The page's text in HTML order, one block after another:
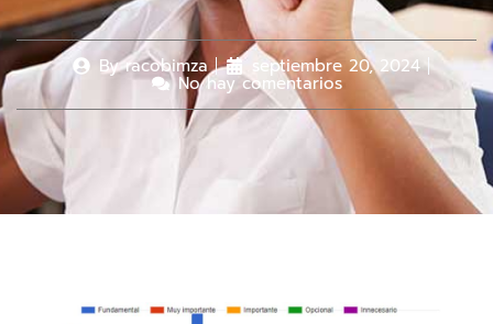
Byracobimza septiembre 20, 2024
No hay comentarios